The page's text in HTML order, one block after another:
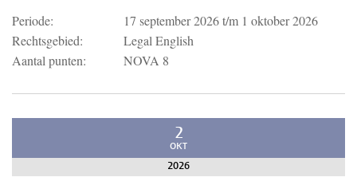
Periode: 17 september 2026t/m 1 oktober 2026
Rechtsgebied:
Legal English
Aantal punten:
NOVA 8
2
OKT
2026